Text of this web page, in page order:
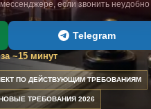
если звонить неудобно
Telegram
~15 минут
ПО ДЕЙСТВУЮЩИМ ТРЕБОВАНИЯМ
ТРЕБОВАНИЯ 2026